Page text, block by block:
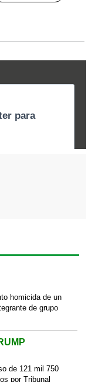
homicida de un
de grupo
de 121 mil 750
por Tribunal